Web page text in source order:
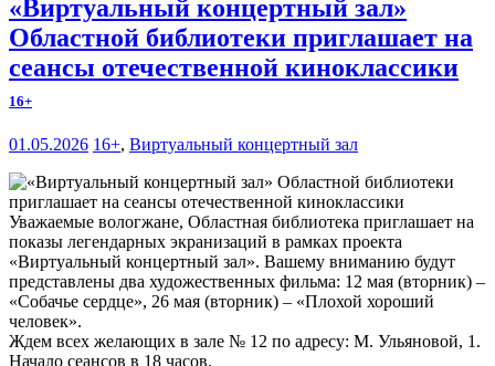
«Виртуальный концертный зал»
Областной библиотеки приглашает на
сеансы отечественной киноклассики
16+
01.05.2026 16+, Виртуальный концертный зал
Уважаемые вологжане, Областная библиотека приглашает на
показы легендарных экранизаций в рамках проекта
«Виртуальный концертный зал». Вашему вниманию будут
представлены два художественных фильма: 12 мая (вторник) –
«Собачье сердце», 26 мая (вторник) – «Плохой хороший
человек».
Ждем всех желающих в зале № 12 по адресу: М. Ульяновой, 1.
Начало сеансов в 18 часов.